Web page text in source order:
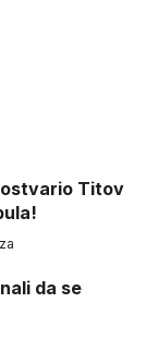
ostvario Titov
da se